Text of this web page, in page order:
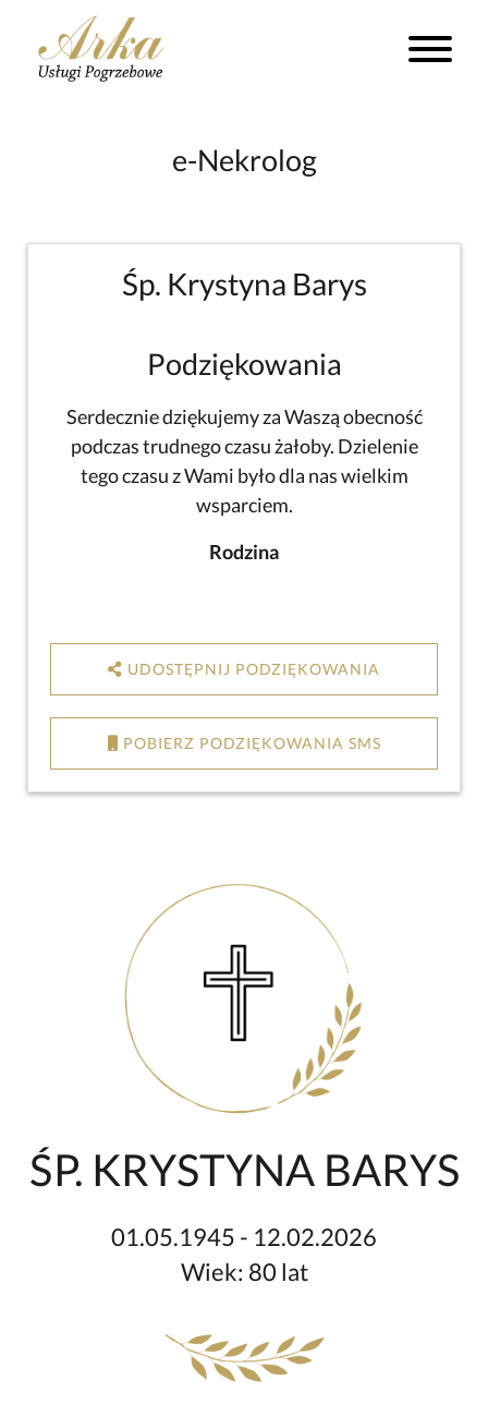
e-Nekrolog
Śp. Krystyna Barys
Podziękowania
Serdecznie dziękujemy za Waszą obecność
podczas trudnego czasu żałoby. Dzielenie
tego czasu z Wami było dla nas wielkim
wsparciem.
Rodzina
UDOSTĘPNIJ PODZIĘKOWANIA
POBIERZ PODZIĘKOWANIA SMS
ŚP. KRYSTYNA BARYS
01.05.1945 - 12.02.2026
Wiek: 80 lat